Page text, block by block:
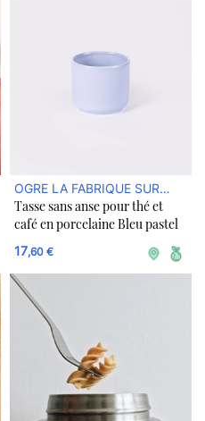
OGRE LA FABRIQUE SUR
ULULE BOUTIQUE
Tasse sans anse pour thé et
café en porcelaine Bleu pastel
17,60 €